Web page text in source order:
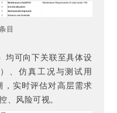
目
均可向下关联至具体设
、仿真工况与测试用
，实时评估对高层需求
、风险可视。